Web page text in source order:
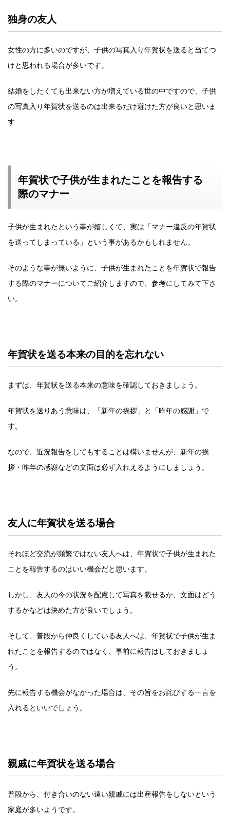
独身の友人
女性の方に多いのですが、子供の写真入り年賀状を送ると当てつ
けと思われる場合が多いです。
結婚をしたくても出来ない方が増えている世の中ですので、子供
の写真入り年賀状を送るのは出来るだけ避けた方が良いと思いま
す
年賀状で子供が生まれたことを報告する
際のマナー
子供が生まれたという事が嬉しくて、実は「マナー違反の年賀状
を送ってしまっている」という事があるかもしれません。
そのような事が無いように、子供が生まれたことを年賀状で報告
する際のマナーについてご紹介しますので、参考にしてみて下さ
い。
年賀状を送る本来の目的を忘れない
まずは、年賀状を送る本来の意味を確認しておきましょう。
年賀状を送りあう意味は、「新年の挨拶」と「昨年の感謝」で
す。
なので、近況報告をしてもすることは構いませんが、新年の挨
拶・昨年の感謝などの文面は必ず入れえるようにしましょう。
友人に年賀状を送る場合
それほど交流が頻繁ではない友人へは、年賀状で子供が生まれた
ことを報告するのはいい機会だと思います。
しかし、友人の今の状況を配慮して写真を載せるか、文面はどう
するかなどは決めた方が良いでしょう。
そして、普段から仲良くしている友人へは、年賀状で子供が生ま
れたことを報告するのではなく、事前に報告はしておきましょ
う。
先に報告する機会がなかった場合は、その旨をお詫びする一言を
入れるといいでしょう。
親戚に年賀状を送る場合
普段から、付き合いのない遠い親戚には出産報告をしないという
家庭が多いようです。